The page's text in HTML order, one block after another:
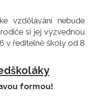
vzdělávání nebude
si jej vyzvednou
v ředitelně školy od 8
formou!